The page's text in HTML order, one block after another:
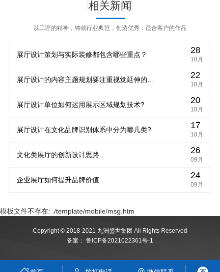
相关新闻
以工匠的精神，铸就行业典范，创造优秀，适合客户的作品
展厅设计策划与实际装修都包含哪些重点？ 28
10月
展厅设计的内容主题规划要注重视觉延伸的规
律
22
10月
展厅设计单位如何运用展示区域规划技术? 20
10月
展厅设计在文化品牌识别体系中分为哪几类? 17
10月
文化类展厅的创新设计思路 26
09月
企业展厅如何提升品牌价值 24
09月
模板文件不存在: ./template/mobile/msg.htm
Copyright © 2018-2021 九洲盛世集团 All Rights Reserved
备案： 鲁ICP备2021022361号-1